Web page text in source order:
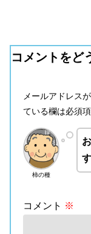
コメントをど
メールアドレス
ている欄は必須
柿の種
コメント ※